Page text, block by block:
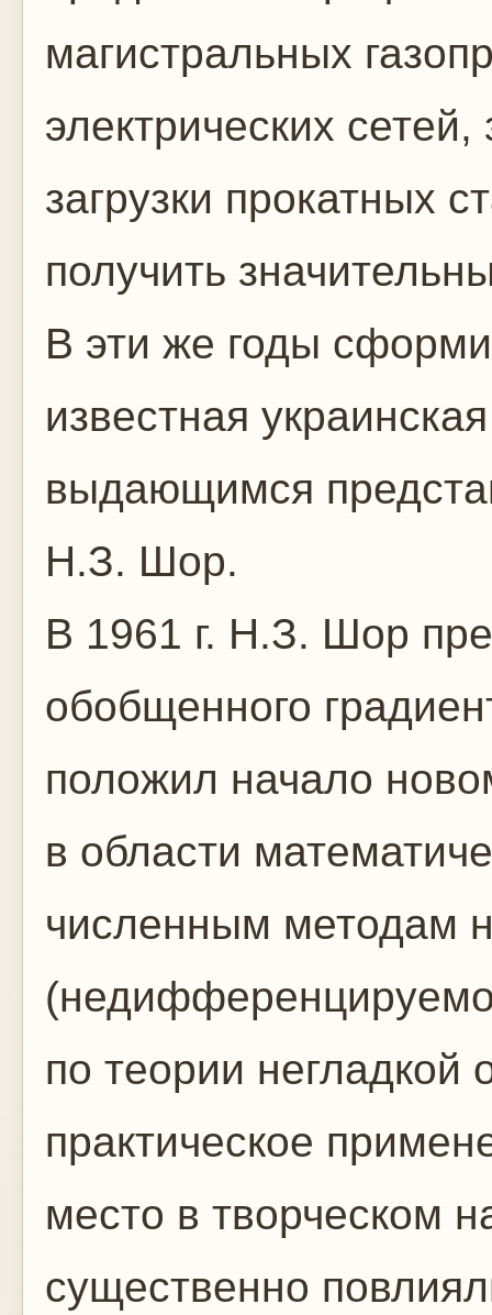
магистральных
электрических
загрузки прокатных
получить
В эти же годы
известная
выдающимся
Н.З. Шор.
В 1961 г. Н.З. Шор
обобщенного
положил начало
в области
численным методам
по теории негладкой
практическое
место в творческом
существенно